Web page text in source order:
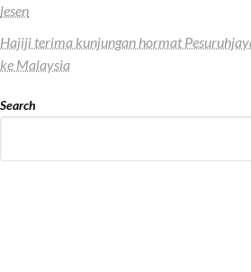
lesen
Hajiji terima kunjungan hormat
ke Malaysia
Search